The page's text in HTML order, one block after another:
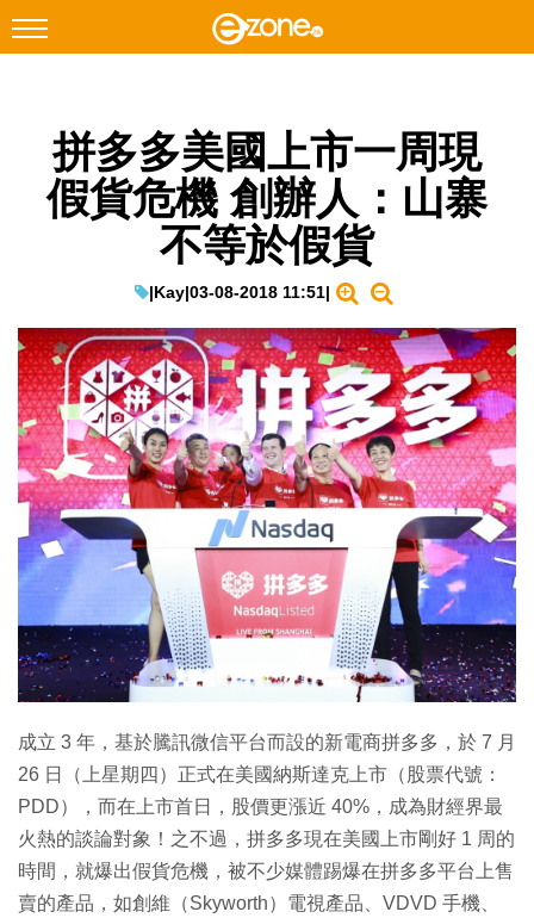
Facebook Instagram
科技焦點
教學評測
EduTech
IT Times
生成式AI與雲端應用
Enterprise Digital Transformation
特集
拼多多美國上市一周現
假貨危機 創辦人：山寨
不等於假貨
|Kay|03-08-2018 11:51|
成立 3 年，基於騰訊微信平台而設的新電商拼多多，於 7 月
26 日（上星期四）正式在美國納斯達克上市（股票代號：
PDD），而在上市首日，股價更漲近 40%，成為財經界最
火熱的談論對象！之不過，拼多多現在美國上市剛好 1 周的
時間，就爆出假貨危機，被不少媒體踢爆在拼多多平台上售
賣的產品，如創維（Skyworth）電視產品、VDVD 手機、